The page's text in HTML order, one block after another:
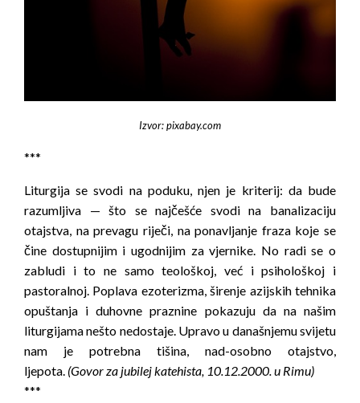
Izvor: pixabay.com
***
Liturgija se svodi na poduku, njen je kriterij: da bude
razumljiva — što se najčešće svodi na banalizaciju
otajstva, na prevagu riječi, na ponavljanje fraza koje se
čine dostupnijim i ugodnijim za vjernike. No radi se o
zabludi i to ne samo teološkoj, već i psihološkoj i
pastoralnoj. Poplava ezoterizma, širenje azijskih tehnika
opuštanja i duhovne praznine pokazuju da na našim
liturgijama nešto nedostaje. Upravo u današnjemu svijetu
nam je potrebna tišina, nad-osobno otajstvo,
ljepota. (Govor za jubilej katehista, 10.12.2000. u Rimu)
***